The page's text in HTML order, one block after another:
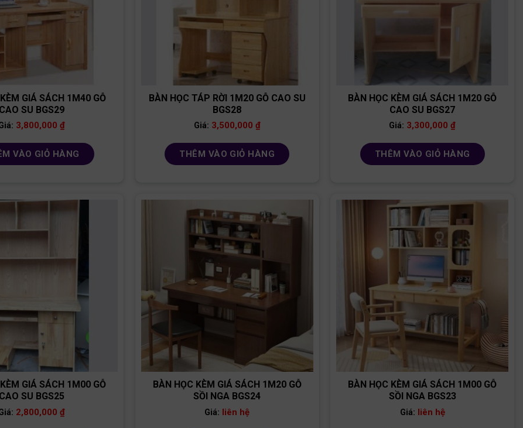
GIÁ SÁCH 1M40 GỖ
CAO SU BGS29
3,800,000₫
VÀO GIỎ HÀNG
BÀN HỌC TÁP RỜI 1M20 GỖ CAO SU
BGS28
Giá: 3,500,000 ₫
THÊM VÀO GIỎ HÀNG
BÀN HỌC KÈM GIÁ SÁCH 1M20 GỖ
CAO SU BGS27
Giá: 3,300,000₫
THÊM VÀO GIỎ HÀNG
GIÁ SÁCH 1M00 GỖ
CAO SU BGS25
2,800,000₫
BÀN HỌC KÈM GIÁ SÁCH 1M20 GỖ
SỒI NGA BGS24
Giá: liên hệ
BÀN HỌC KÈM GIÁ SÁCH 1M00 GỖ
SỒI NGA BGS23
Giá: liên hệ